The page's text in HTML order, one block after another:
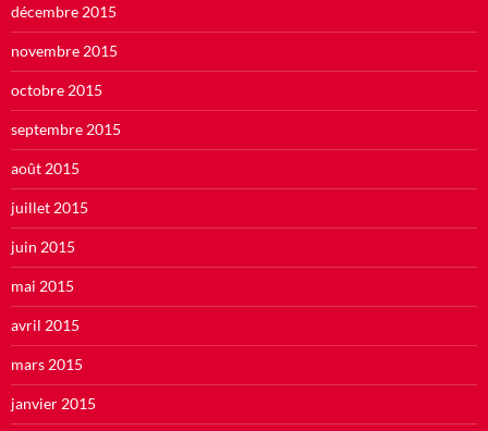
décembre 2015
novembre 2015
octobre 2015
septembre 2015
août 2015
juillet 2015
juin 2015
mai 2015
avril 2015
mars 2015
janvier 2015